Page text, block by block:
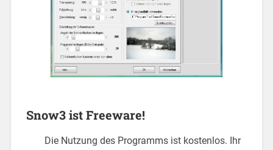
Snow3 ist Freeware!
Die Nutzung des Programms ist kostenlos. Ihr